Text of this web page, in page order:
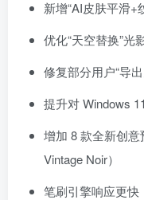
新增“AI皮肤平滑+
优化“天空替换”光
修复部分用户“导
提升对 Windows
增加 8 款全新创意
Vintage Noir）
笔刷引擎响应更快